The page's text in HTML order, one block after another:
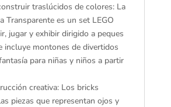
traslúcidos de colores: La
Transparente es un set LEGO
jugar y exhibir dirigido a peques
incluye montones de divertidos
para niñas y niños a partir
creativa: Los bricks
piezas que representan ojos y